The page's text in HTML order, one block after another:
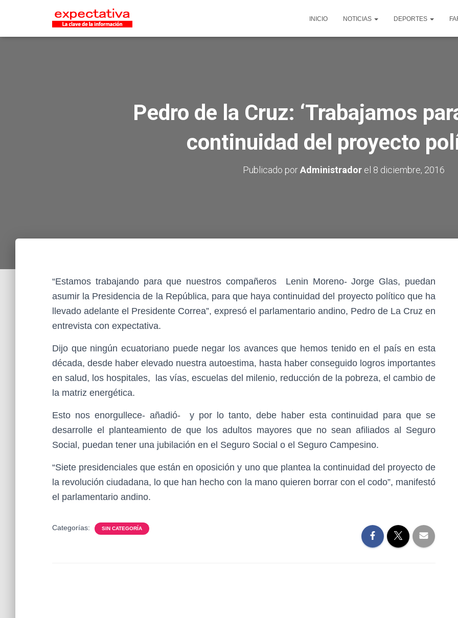
INICIO NOTICIAS DEPORTES
Pedro de la Cruz: ‘Trabajamos
continuidad del proyecto
Publicado porAdministradorel 8 diciembre, 2016
“Estamos trabajando para que nuestros compañeros Lenin Moreno- Jorge Glas, puedan
asumir la Presidencia de la República, para que haya continuidad del proyecto político que ha
llevado adelante el Presidente Correa”, expresó el parlamentario andino, Pedro de La Cruz en
entrevista con expectativa.
Dijo que ningún ecuatoriano puede negar los avances que hemos tenido en el país en esta
década, desde haber elevado nuestra autoestima, hasta haber conseguido logros importantes
en salud, los hospitales, las vías, escuelas del milenio, reducción de la pobreza, el cambio de
la matriz energética.
Esto nos enorgullece- añadió- y por lo tanto, debe haber esta continuidad para que se
desarrolle el planteamiento de que los adultos mayores que no sean afiliados al Seguro
Social, puedan tener una jubilación en el Seguro Social o el Seguro Campesino.
“Siete presidenciales que están en oposición y uno que plantea la continuidad del proyecto de
la revolución ciudadana, lo que han hecho con la mano quieren borrar con el codo”, manifestó
el parlamentario andino.
Categorías: SIN CATEGORÍA